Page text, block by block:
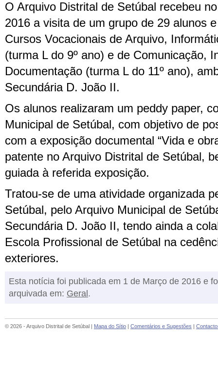
O Arquivo Distrital de Setúbal recebeu
2016 a visita de um grupo de 29 alunos
Cursos Vocacionais de Arquivo,
(turma L do 9º ano) e de Comunicação,
Documentação (turma L do 11º ano),
Secundária D. João II.
Os alunos realizaram um peddy paper,
Municipal de Setúbal, com objetivo de
com a exposição documental “Vida e
patente no Arquivo Distrital de Setúbal,
guiada à referida exposição.
Tratou-se de uma atividade organizada
Setúbal, pelo Arquivo Municipal de
Secundária D. João II, tendo ainda a
Escola Profissional de Setúbal na
exteriores.
Esta notícia foi publicada em 1 de Março de 2016 e
arquivada em: Geral .
© 2026 - Arquivo Distrital de Setúbal | Mapa do Sítio | Comentários e Sugestões |